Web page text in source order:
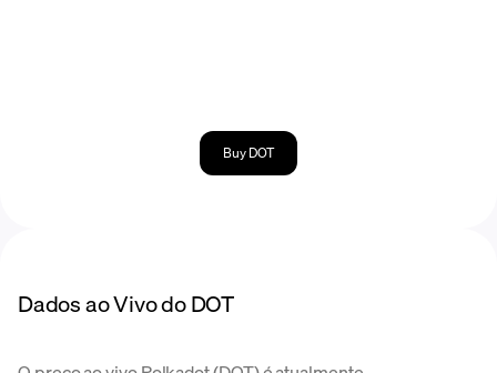
Buy DOT
Dados ao Vivo do DOT